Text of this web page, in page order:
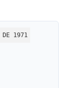
DE 1971